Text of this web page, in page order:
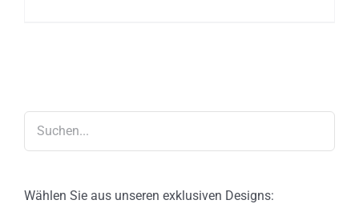
Produktseite
gewählt
Wählen Sie aus unseren exklusiven Designs: